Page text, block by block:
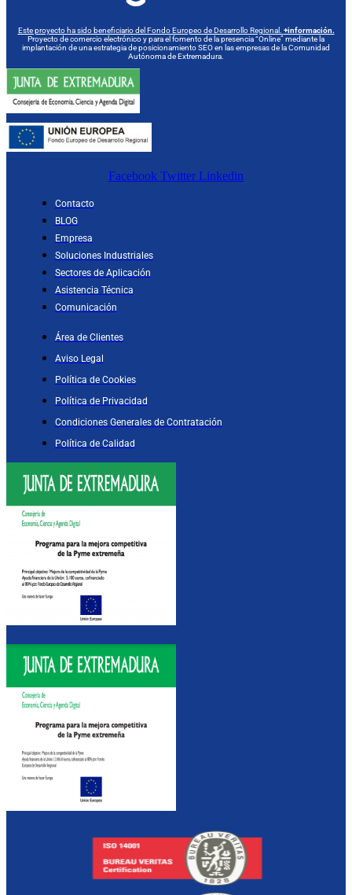
Este proyecto ha sido beneficiario del Fondo Europeo de Desarrollo Regional. +información.
Proyecto de comercio electrónico y para el fomento de la presencia “Online” mediante la
implantación de una estrategia de posicionamiento SEO en las empresas de la Comunidad
Autónoma de Extremadura.
Facebook Twitter Linkedin
Contacto
BLOG
Empresa
Soluciones Industriales
Sectores de Aplicación
Asistencia Técnica
Comunicación
Área de Clientes
Aviso Legal
Política de Cookies
Política de Privacidad
Condiciones Generales de Contratación
Política de Calidad